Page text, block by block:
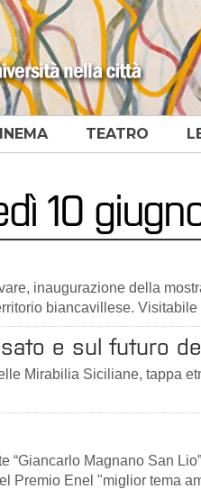
TEATRO
10
inaugurazione della
biancavillese.
e sul futuro
Mirabilia Siciliane, tappa
“Giancarlo Magnano San
Premio Enel "miglior tema